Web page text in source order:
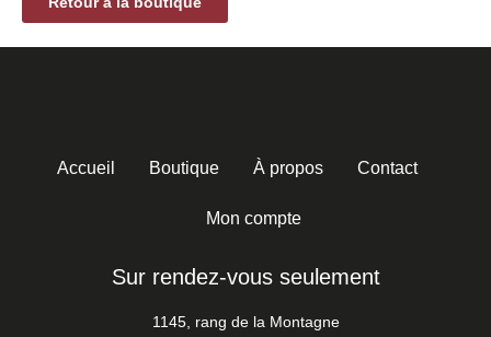
Accueil Boutique À propos Contact
Mon compte
Sur rendez-vous seulement
1145, rang de la Montagne